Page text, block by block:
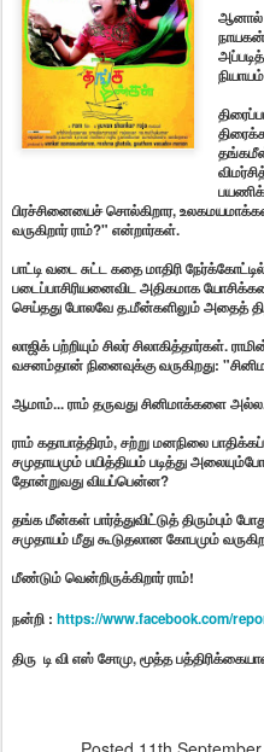
ஆனால்
பிரச்சினையைச் சொல்கிறார,
வருகிறார் ராம்?" என்றார்கள்.
பாட்டி வடை சுட்ட கதை மாதிரி
படைப்பாசிரியனைவிட அதிகமாக
செய்தது போலவே த.மீன்களிலும் அதைத்
லாஜிக் பற்றியும் சிலர் சிலாகித்தார்கள்.
வசனம்தான் நினைவுக்கு வருகிறது:
ஆமாம்... ராம் தருவது சினிமாக்களை
ராம் கதாபாத்திரம், சற்று மனநிலை
சமுதாயமும் பயித்தியம் படித்து
தோன்றுவது வியப்பென்ன?
தங்க மீன்கள் பார்த்துவிட்டுத் திரும்பும்
சமுதாயம் மீது கூடுதலான கோபமும்
மீண்டும் வென்றிருக்கிறார் ராம்!
நன்றி : https://www.facebook.com/
திரு டி வி எஸ் சோமு, மூத்த